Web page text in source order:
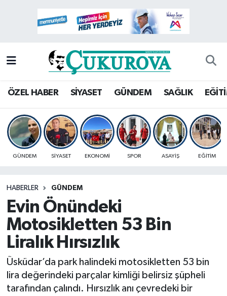
ÖZEL HABER SİYASET GÜNDEM SAĞLIK
GÜNDEM SİYASET EKONOMİ SPOR ASAYİŞ EĞİTİM
HABERLER GÜNDEM
Evin Önündeki
Motosikletten 53 Bin
Liralık Hırsızlık
Üsküdar’da park halindeki motosikletten 53 bin
lira değerindeki parçalar kimliği belirsiz şüpheli
tarafından çalındı. Hırsızlık anı çevredeki bir
Mersin Hava Durumu
Mersin Namaz Vakitleri
Mersin Trafik Yoğunluk Haritası
Süper Lig Puan Durumu ve Fikstür
Haber Arşivi